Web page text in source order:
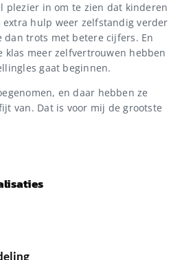
plezier in om te zien dat kinderen
extra hulp weer zelfstandig verder
dan trots met betere cijfers. En
klas meer zelfvertrouwen hebben
gaat beginnen.
en daar hebben ze
van. Dat is voor mij de grootste